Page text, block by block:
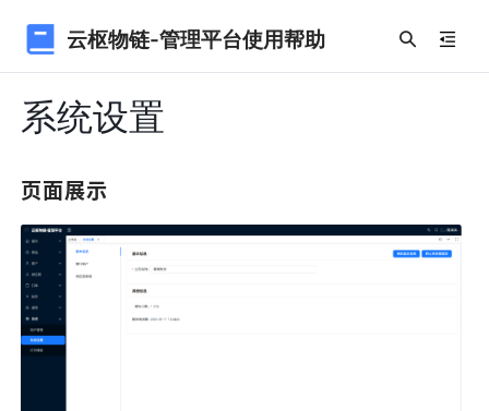
云枢物链-管理平台使用帮助
系统设置
页面展示